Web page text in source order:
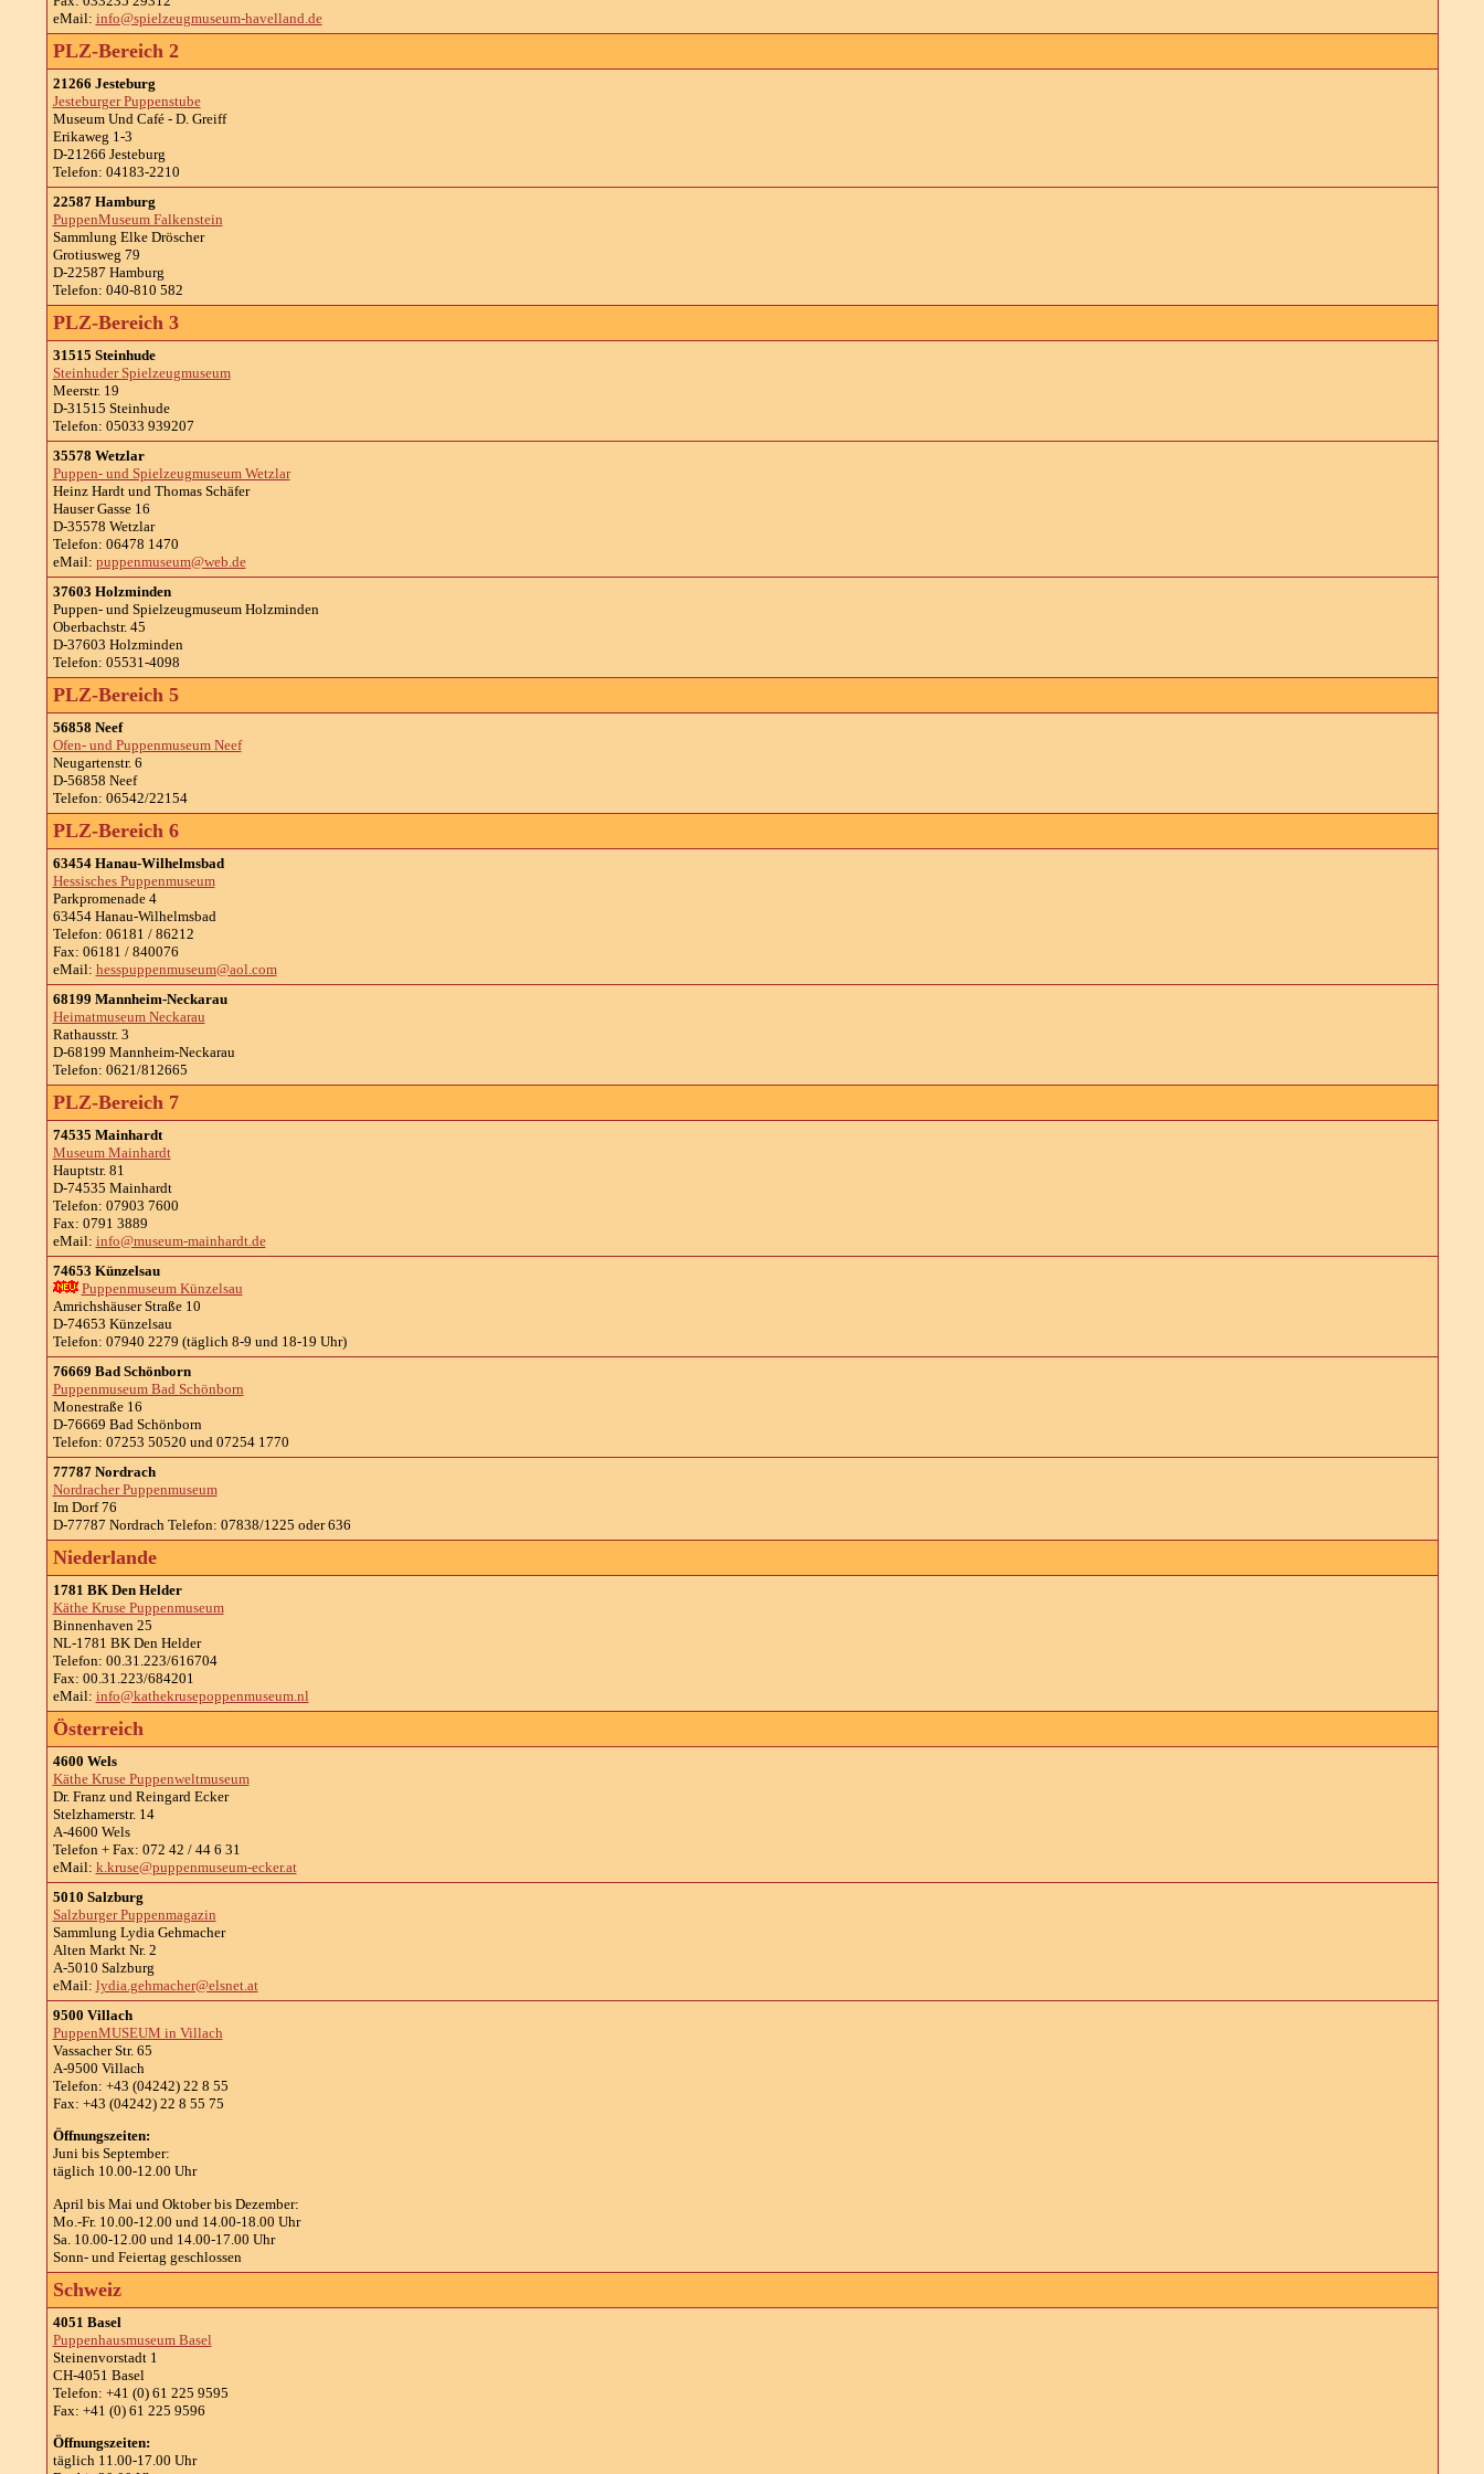
eMail: info@spielzeugmuseum-havelland.de
PLZ-Bereich 2
21266 Jesteburg
Jesteburger Puppenstube
Museum Und Café - D. Greiff
Erikaweg 1-3
D-21266 Jesteburg
Telefon: 04183-2210
22587 Hamburg
PuppenMuseum Falkenstein
Sammlung Elke Dröscher
Grotiusweg 79
D-22587 Hamburg
Telefon: 040-810 582
PLZ-Bereich 3
31515 Steinhude
Steinhuder Spielzeugmuseum
Meerstr. 19
D-31515 Steinhude
Telefon: 05033 939207
35578 Wetzlar
Puppen- und Spielzeugmuseum Wetzlar
Heinz Hardt und Thomas Schäfer
Hauser Gasse 16
D-35578 Wetzlar
Telefon: 06478 1470
eMail: puppenmuseum@web.de
37603 Holzminden
Puppen- und Spielzeugmuseum Holzminden
Oberbachstr. 45
D-37603 Holzminden
Telefon: 05531-4098
PLZ-Bereich 5
56858 Neef
Ofen- und Puppenmuseum Neef
Neugartenstr. 6
D-56858 Neef
Telefon: 06542/22154
PLZ-Bereich 6
63454 Hanau-Wilhelmsbad
Hessisches Puppenmuseum
Parkpromenade 4
63454 Hanau-Wilhelmsbad
Telefon: 06181 / 86212
Fax: 06181 / 840076
eMail: hesspuppenmuseum@aol.com
68199 Mannheim-Neckarau
Heimatmuseum Neckarau
Rathausstr. 3
D-68199 Mannheim-Neckarau
Telefon: 0621/812665
PLZ-Bereich 7
74535 Mainhardt
Museum Mainhardt
Hauptstr. 81
D-74535 Mainhardt
Telefon: 07903 7600
Fax: 0791 3889
eMail: info@museum-mainhardt.de
74653 Künzelsau
Puppenmuseum Künzelsau
Amrichshäuser Straße 10
D-74653 Künzelsau
Telefon: 07940 2279 (täglich 8-9 und 18-19 Uhr)
76669 Bad Schönborn
Puppenmuseum Bad Schönborn
Monestraße 16
D-76669 Bad Schönborn
Telefon: 07253 50520 und 07254 1770
77787 Nordrach
Nordracher Puppenmuseum
Im Dorf 76
D-77787 Nordrach Telefon: 07838/1225 oder 636
Niederlande
1781 BK Den Helder
Käthe Kruse Puppenmuseum
Binnenhaven 25
NL-1781 BK Den Helder
Telefon: 00.31.223/616704
Fax: 00.31.223/684201
eMail: info@kathekrusepoppenmuseum.nl
Österreich
4600 Wels
Käthe Kruse Puppenweltmuseum
Dr. Franz und Reingard Ecker
Stelzhamerstr. 14
A-4600 Wels
Telefon + Fax: 072 42 / 44 6 31
eMail: k.kruse@puppenmuseum-ecker.at
5010 Salzburg
Salzburger Puppenmagazin
Sammlung Lydia Gehmacher
Alten Markt Nr. 2
A-5010 Salzburg
eMail: lydia.gehmacher@elsnet.at
9500 Villach
PuppenMUSEUM in Villach
Vassacher Str. 65
A-9500 Villach
Telefon: +43 (04242) 22 8 55
Fax: +43 (04242) 22 8 55 75
Öffnungszeiten:
Juni bis September:
täglich 10.00-12.00 Uhr
April bis Mai und Oktober bis Dezember:
Mo.-Fr. 10.00-12.00 und 14.00-18.00 Uhr
Sa. 10.00-12.00 und 14.00-17.00 Uhr
Sonn- und Feiertag geschlossen
Schweiz
4051 Basel
Puppenhausmuseum Basel
Steinenvorstadt 1
CH-4051 Basel
Telefon: +41 (0) 61 225 9595
Fax: +41 (0) 61 225 9596
Öffnungszeiten:
täglich 11.00-17.00 Uhr